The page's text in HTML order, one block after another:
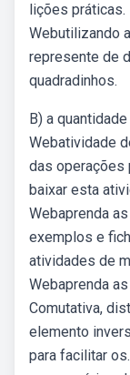
lições práticas.
Webutilizando
represente de
quadradinhos.
B) a
Webatividade
das operações
baixar esta
Webaprenda
exemplos e
atividades de
Webaprenda
Comutativa,
elemento
para facilitar